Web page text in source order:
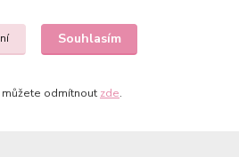
Souhlasím
můžete odmítnout zde.